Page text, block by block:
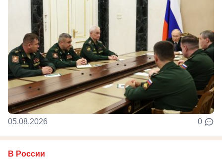
05.08.2026 0
В России